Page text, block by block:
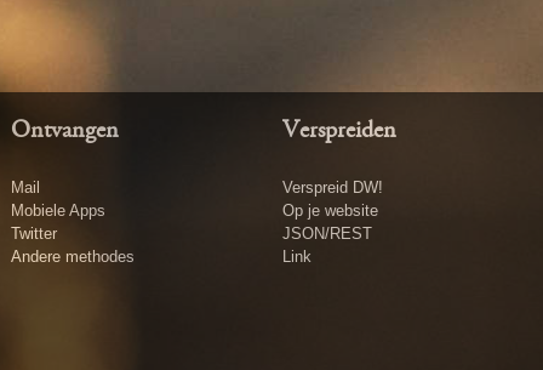
Ontvangen
Mail
Mobiele Apps
Twitter
Andere methodes
Verspreiden
Verspreid DW!
Op je website
JSON/REST
Link